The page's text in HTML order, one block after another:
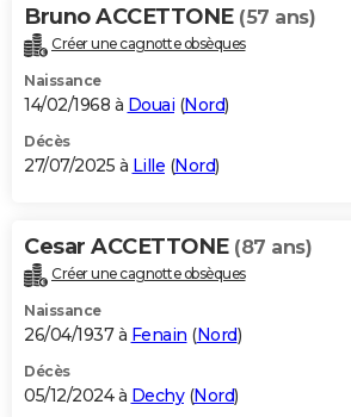
Alimentation
Guide de la santé
Maladies
Médicaments
Sommeil
VOYAGE
Destinations
City break
Voyage nature
Voyage de noces
Forum
Climat
+PHOTO
GUIDES D'ACHAT
BONS PLANS
Carte de Noël
Carte Bonne année
Carte Saint-Valentin
Carte Pâques
Carte d'anniversaire
DICTIONNAIRE
Dictionnaire
Biographies
Citations
Expressions
Proverbes
PROGRAMME TV
S'inscrire
Se connecter
Lycées
Collèges
Primaires
Universités
Entreprises
Service militaire
Avis de recherche
AVIS DE DÉCÈS
Bruno ACCETTONE (57 ans)
Créer une cagnotte obsèques
Naissance
14/02/1968 à Douai (Nord)
Décès
27/07/2025 à Lille (Nord)
Cesar ACCETTONE (87 ans)
Créer une cagnotte obsèques
Naissance
26/04/1937 à Fenain (Nord)
Décès
05/12/2024 à Dechy(Nord)